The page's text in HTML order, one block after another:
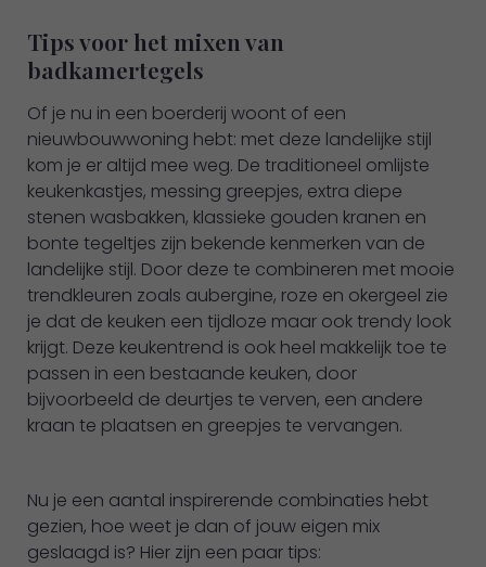
Tips voor het mixen van
badkamertegels
Of je nu in een boerderij woont of een
nieuwbouwwoning hebt: met deze landelijke stijl
kom je er altijd mee weg. De traditioneel omlijste
keukenkastjes, messing greepjes, extra diepe
stenen wasbakken, klassieke gouden kranen en
bonte tegeltjes zijn bekende kenmerken van de
landelijke stijl. Door deze te combineren met mooie
trendkleuren zoals aubergine, roze en okergeel zie
je dat de keuken een tijdloze maar ook trendy look
krijgt. Deze keukentrend is ook heel makkelijk toe te
passen in een bestaande keuken, door
bijvoorbeeld de deurtjes te verven, een andere
kraan te plaatsen en greepjes te vervangen.
Nu je een aantal inspirerende combinaties hebt
gezien, hoe weet je dan of jouw eigen mix
geslaagd is? Hier zijn een paar tips: